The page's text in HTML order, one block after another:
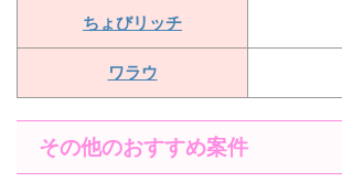
ちょびリッチ
ワラウ
その他のおすすめ案件